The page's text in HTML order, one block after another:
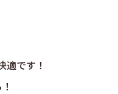
です！